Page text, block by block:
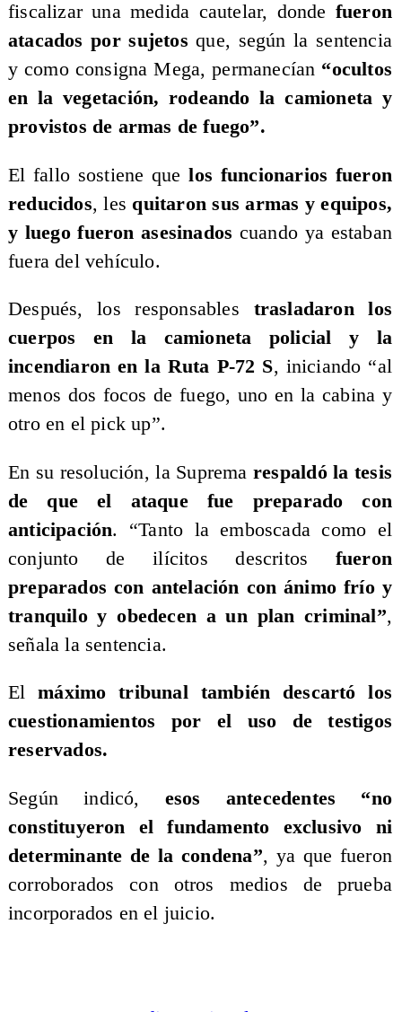
fiscalizar una medida cautelar, donde fueron
atacados por sujetos que, según la sentencia
y como consigna Mega, permanecían “ocultos
en la vegetación, rodeando la camioneta y
provistos de armas de fuego”.
El fallo sostiene quelos funcionarios fueron
reducidos, les quitaron sus armas y equipos,
y luego fueron asesinados cuando ya estaban
fuera del vehículo.
Después, los responsables trasladaron los
cuerpos en la camioneta policial y la
incendiaron en la Ruta P-72 S, iniciando “al
menos dos focos de fuego, uno en la cabina y
otro en el pick up”.
En su resolución, la Supremarespaldó la tesis
de que el ataque fue preparado con
anticipación. “Tanto la emboscada como el
conjunto de ilícitos descritos fueron
preparados con antelación con ánimo frío y
tranquilo y obedecen a un plan criminal”,
señala la sentencia.
Elmáximo tribunal también descartó los
cuestionamientos por el uso de testigos
reservados.
Según indicó, esos antecedentes “no
constituyeron el fundamento exclusivo ni
determinante de la condena”, ya que fueron
corroborados con otros medios de prueba
incorporados en el juicio.